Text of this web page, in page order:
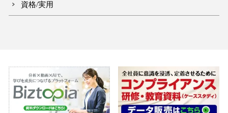
資格/実用